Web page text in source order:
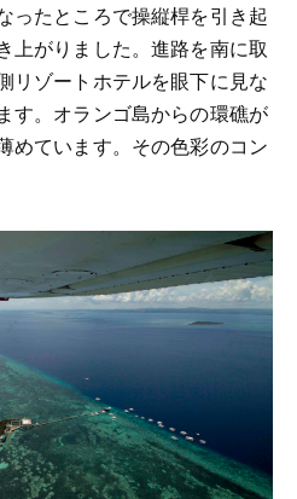
ったところで操縦桿を引き起
上がりました。進路を南に取
リゾートホテルを眼下に見な
す。オランゴ島からの環礁が
めています。その色彩のコン